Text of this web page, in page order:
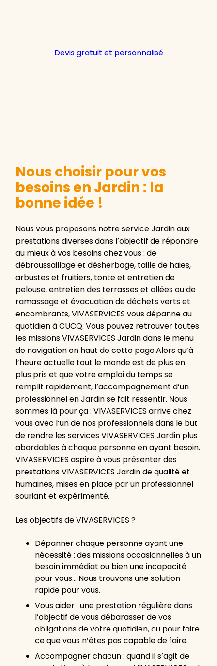
Devis gratuit et personnalisé
Nous choisir pour vos
besoins en Jardin : la
bonne idée !
Nous vous proposons notre service Jardin aux
prestations diverses dans l’objectif de répondre
au mieux à vos besoins chez vous : de
débroussaillage et désherbage, taille de haies,
arbustes et fruitiers, tonte et entretien de
pelouse, entretien des terrasses et allées ou de
ramassage et évacuation de déchets verts et
encombrants, VIVASERVICES vous dépanne au
quotidien à CUCQ. Vous pouvez retrouver toutes
les missions VIVASERVICES Jardin dans le menu
de navigation en haut de cette page.Alors qu’à
l’heure actuelle tout le monde est de plus en
plus pris et que votre emploi du temps se
remplit rapidement, l’accompagnement d’un
professionnel en Jardin se fait ressentir. Nous
sommes là pour ça : VIVASERVICES arrive chez
vous avec l’un de nos professionnels dans le but
de rendre les services VIVASERVICES Jardin plus
abordables à chaque personne en ayant besoin.
VIVASERVICES aspire à vous présenter des
prestations VIVASERVICES Jardin de qualité et
humaines, mises en place par un professionnel
souriant et expérimenté.
Les objectifs de VIVASERVICES ?
Dépanner chaque personne ayant une
nécessité : des missions occasionnelles à un
besoin immédiat ou bien une incapacité
pour vous… Nous trouvons une solution
rapide pour vous.
Vous aider : une prestation régulière dans
l’objectif de vous débarasser de vos
obligations de votre quotidien, ou pour faire
ce que vous n’êtes pas capable de faire.
Accompagner chacun : quand il s’agit de